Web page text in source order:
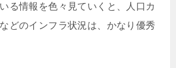
る情報を色々見ていくと、人口カ
どのインフラ状況は、かなり優秀